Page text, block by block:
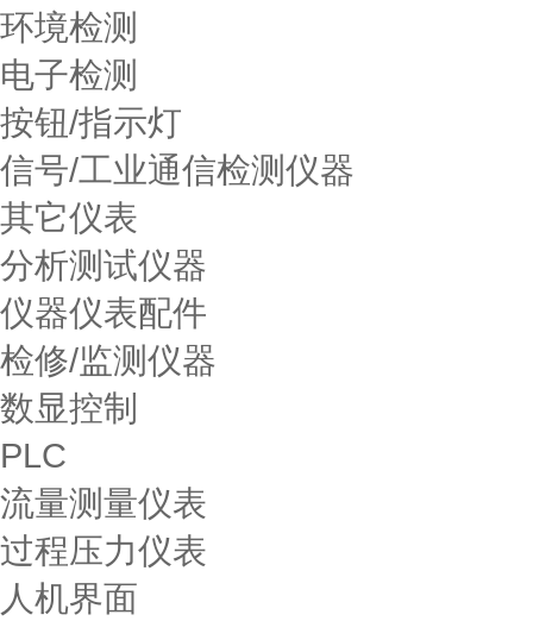
环境检测
电子检测
按钮/指示灯
信号/工业通信检测仪器
其它仪表
分析测试仪器
仪器仪表配件
检修/监测仪器
数显控制
PLC
流量测量仪表
过程压力仪表
人机界面